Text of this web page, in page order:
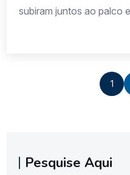
subiram juntos ao palco
João Archegas,
Dr. Alexandre Kalache,
1
Pesquise Aqui